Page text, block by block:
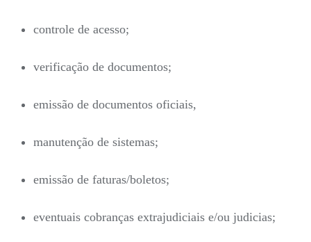
controle de acesso;
verificação de documentos;
emissão de documentos oficiais,
manutenção de sistemas;
emissão de faturas/boletos;
eventuais cobranças extrajudiciais e/ou judicias;